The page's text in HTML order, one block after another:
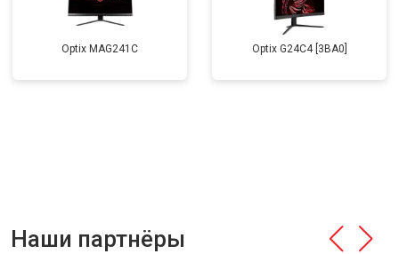
Optix MAG241C Optix G24C4 [3BA0]
Наши партнёры